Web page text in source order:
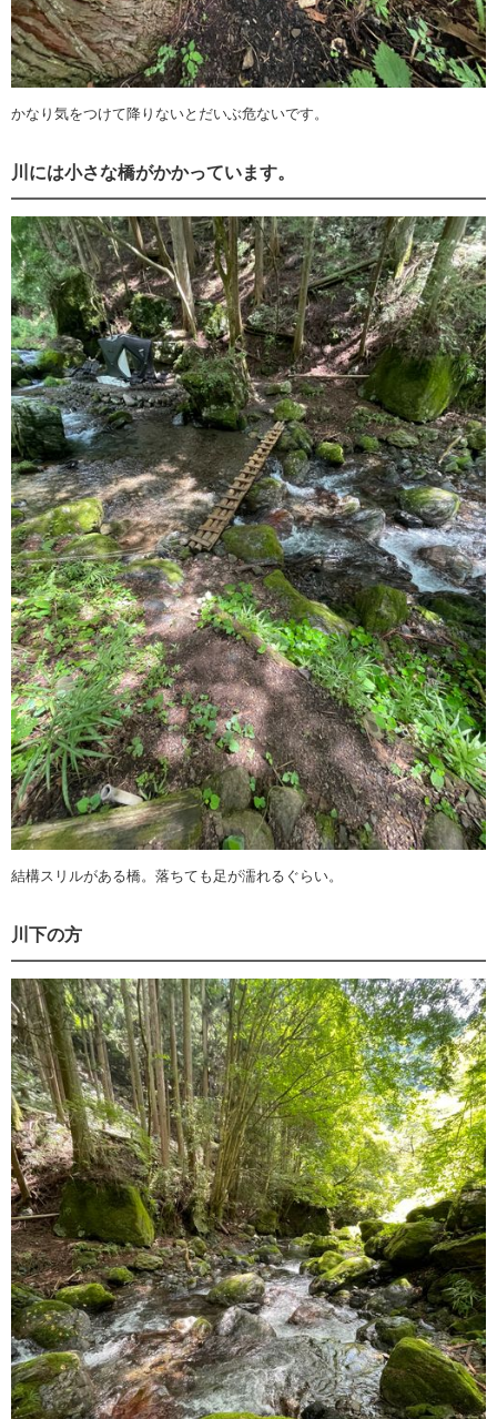
かなり気をつけて降りないとだいぶ危ないです。
川には小さな橋がかかっています。
結構スリルがある橋。落ちても足が濡れるぐらい。
川下の方